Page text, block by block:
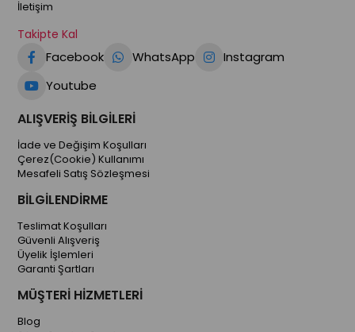
İletişim
Takipte Kal
Facebook WhatsApp
Instagram
Youtube
ALIŞVERİŞ BİLGİLERİ
İade ve Değişim Koşulları
Çerez(Cookie) Kullanımı
Mesafeli Satış Sözleşmesi
BİLGİLENDİRME
Teslimat Koşulları
Güvenli Alışveriş
Üyelik İşlemleri
Garanti Şartları
MÜŞTERİ HİZMETLERİ
Blog